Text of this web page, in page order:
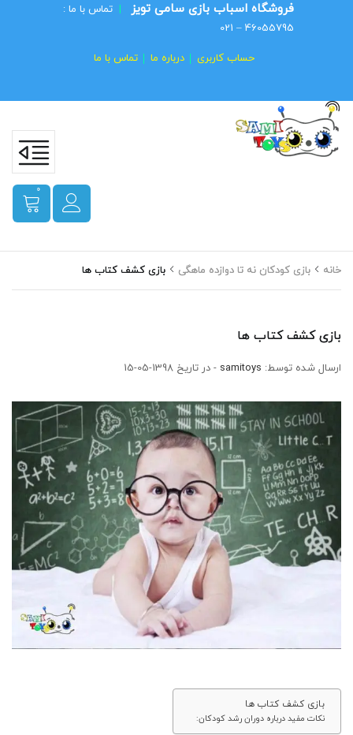
فروشگاه اسباب بازی سامی تویز | تماس با ما :
46055795 – 021
حساب کاربری درباره ما تماس با ما
0
خانه بازی کودکان نه تا دوازده ماهگی بازی کشف کتاب ها
بازی کشف کتاب ها
ارسال شده توسط: samitoys - در تاریخ 1398-05-15
بازی کشف کتاب ها
نکات مفید درباره دوران رشد کودکان: